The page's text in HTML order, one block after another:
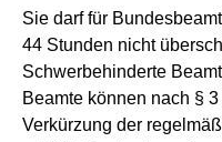
Sie darf für
44 Stunden nicht
Schwerbehinderte
Beamte können nach §
Verkürzung der